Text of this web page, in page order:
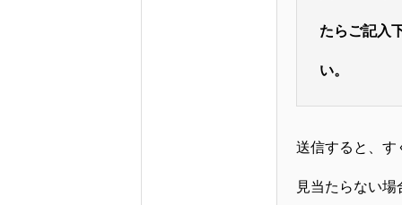
たらご記入
い。
送信すると、す
見当たらない